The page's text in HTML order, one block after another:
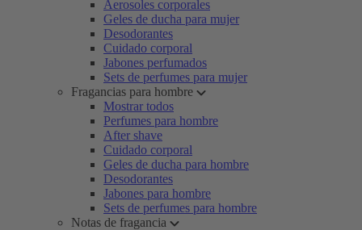
Aerosoles corporales
Geles de ducha para mujer
Desodorantes
Cuidado corporal
Jabones perfumados
Sets de perfumes para mujer
Fragancias para hombre
Mostrar todos
Perfumes para hombre
After shave
Cuidado corporal
Geles de ducha para hombre
Desodorantes
Jabones para hombre
Sets de perfumes para hombre
Notas de fragancia